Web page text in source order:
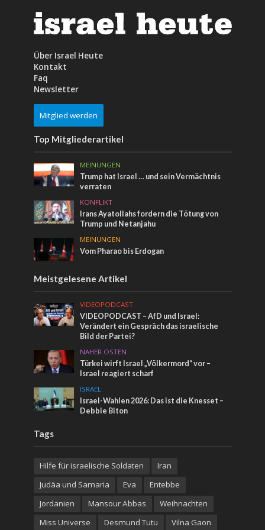
Über Israel Heute
Kontakt
Faq
Newsletter
Mitglied werden
Top Mitgliederartikel
MEINUNGEN
Trump hat Israel … und sein Vermächtnis
verraten
KONFLIKT
Irans Ayatollahs fordern die Tötung von
Trump und Netanjahu
MEINUNGEN
Vom Pharao bis Erdogan
Meistgelesene Artikel
VIDEOPODCAST
VIDEOPODCAST – AfD und Israel:
Verändert ein Gespräch das israelische
Bild der Partei?
NAHER OSTEN
Türkei wirft Israel „Völkermord“ vor –
Israel reagiert scharf
ISRAEL
Israel-Wahlen 2026: Das ist die Knesset –
Debbie Biton
Tags
Hilfe für israelische Soldaten
Iran
Judäa und Samaria
Eva
Entebbe
Jordanien
Mansour Abbas
Weihnachten
Miss Universe
Desmund Tutu Vilna Gaon